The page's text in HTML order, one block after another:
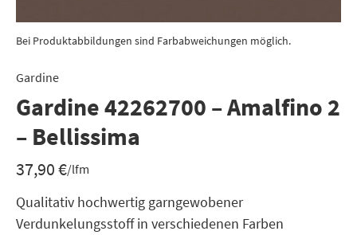
Bei Produktabbildungen sind Farbabweichungen möglich.
Gardine
Gardine 42262700 – Amalfino 2
– Bellissima
37,90€/lfm
Qualitativ hochwertig garngewobener
Verdunkelungsstoff in verschiedenen Farben